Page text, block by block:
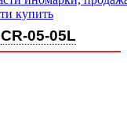
CR-05-05L